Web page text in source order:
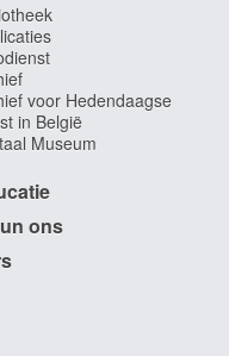
voor Hedendaagse
in België
Museum
ons